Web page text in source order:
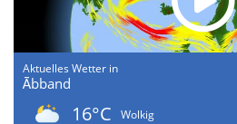
Aktuelles Wetter in
Ābband
16°C
Wolkig